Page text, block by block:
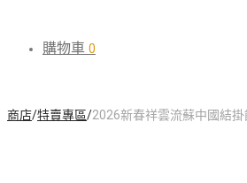
購物車 0
商店/特賣專區/2026新春祥雲流蘇中國結掛